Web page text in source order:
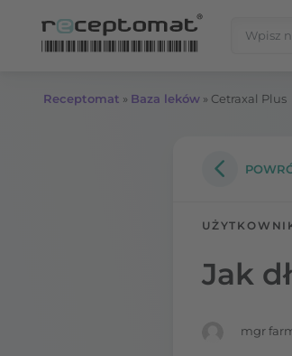
Receptomat » Baza leków » Cetraxal Plus
Jak
mgr